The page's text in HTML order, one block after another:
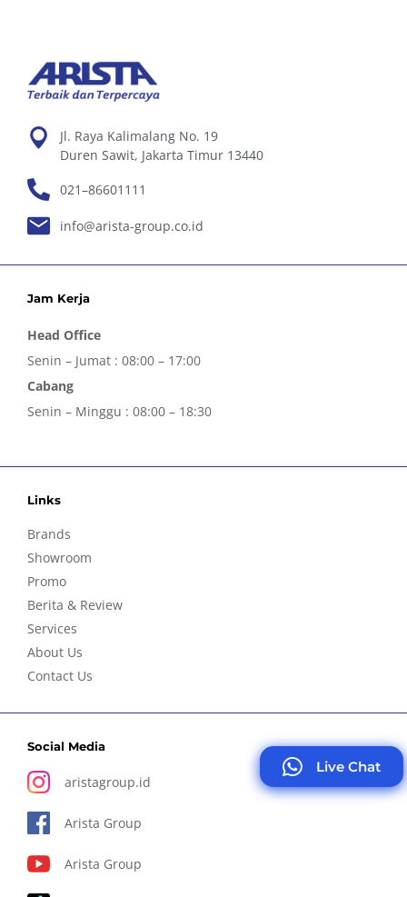
Jl. Raya Kalimalang No. 19
Duren Sawit, Jakarta Timur 13440
021–86601111
info@arista-group.co.id
Jam Kerja
Head Office
Senin – Jumat : 08:00 – 17:00
Cabang
Senin – Minggu : 08:00 – 18:30
Links
Brands
Showroom
Promo
Berita & Review
Services
About Us
Contact Us
Social Media
aristagroup.id
Arista Group
Arista Group
Live Chat